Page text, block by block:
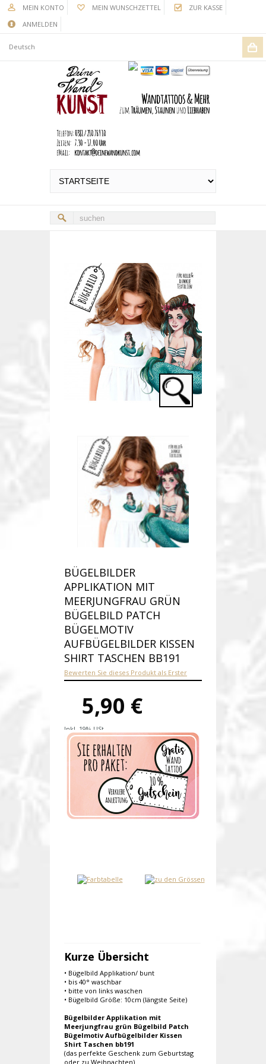
MEIN KONTO MEIN WUNSCHZETTEL
ZUR KASSE
ANMELDEN
Deutsch
BÜGELBILDER
APPLIKATION MIT
MEERJUNGFRAU GRÜN
BÜGELBILD PATCH
BÜGELMOTIV
AUFBÜGELBILDER KISSEN
SHIRT TASCHEN BB191
Bewerten Sie dieses Produkt als Erster
5,90 €
Inkl. 19% USt.
Versandkosten
Produktnummer:bb191-B
Verfügbarkeit:Auf Lager
Lieferzeit: 1-2 Werktage
Kurze Übersicht
• Bügelbild Applikation/ bunt
• bis 40° waschbar
• bitte von links waschen
• Bügelbild Größe: 10cm (längste Seite)
Bügelbilder Applikation mit
Meerjungfrau grün Bügelbild Patch
Bügelmotiv Aufbügelbilder Kissen
Shirt Taschen bb191
(das perfekte Geschenk zum Geburtstag
oder zu Weihnachten)